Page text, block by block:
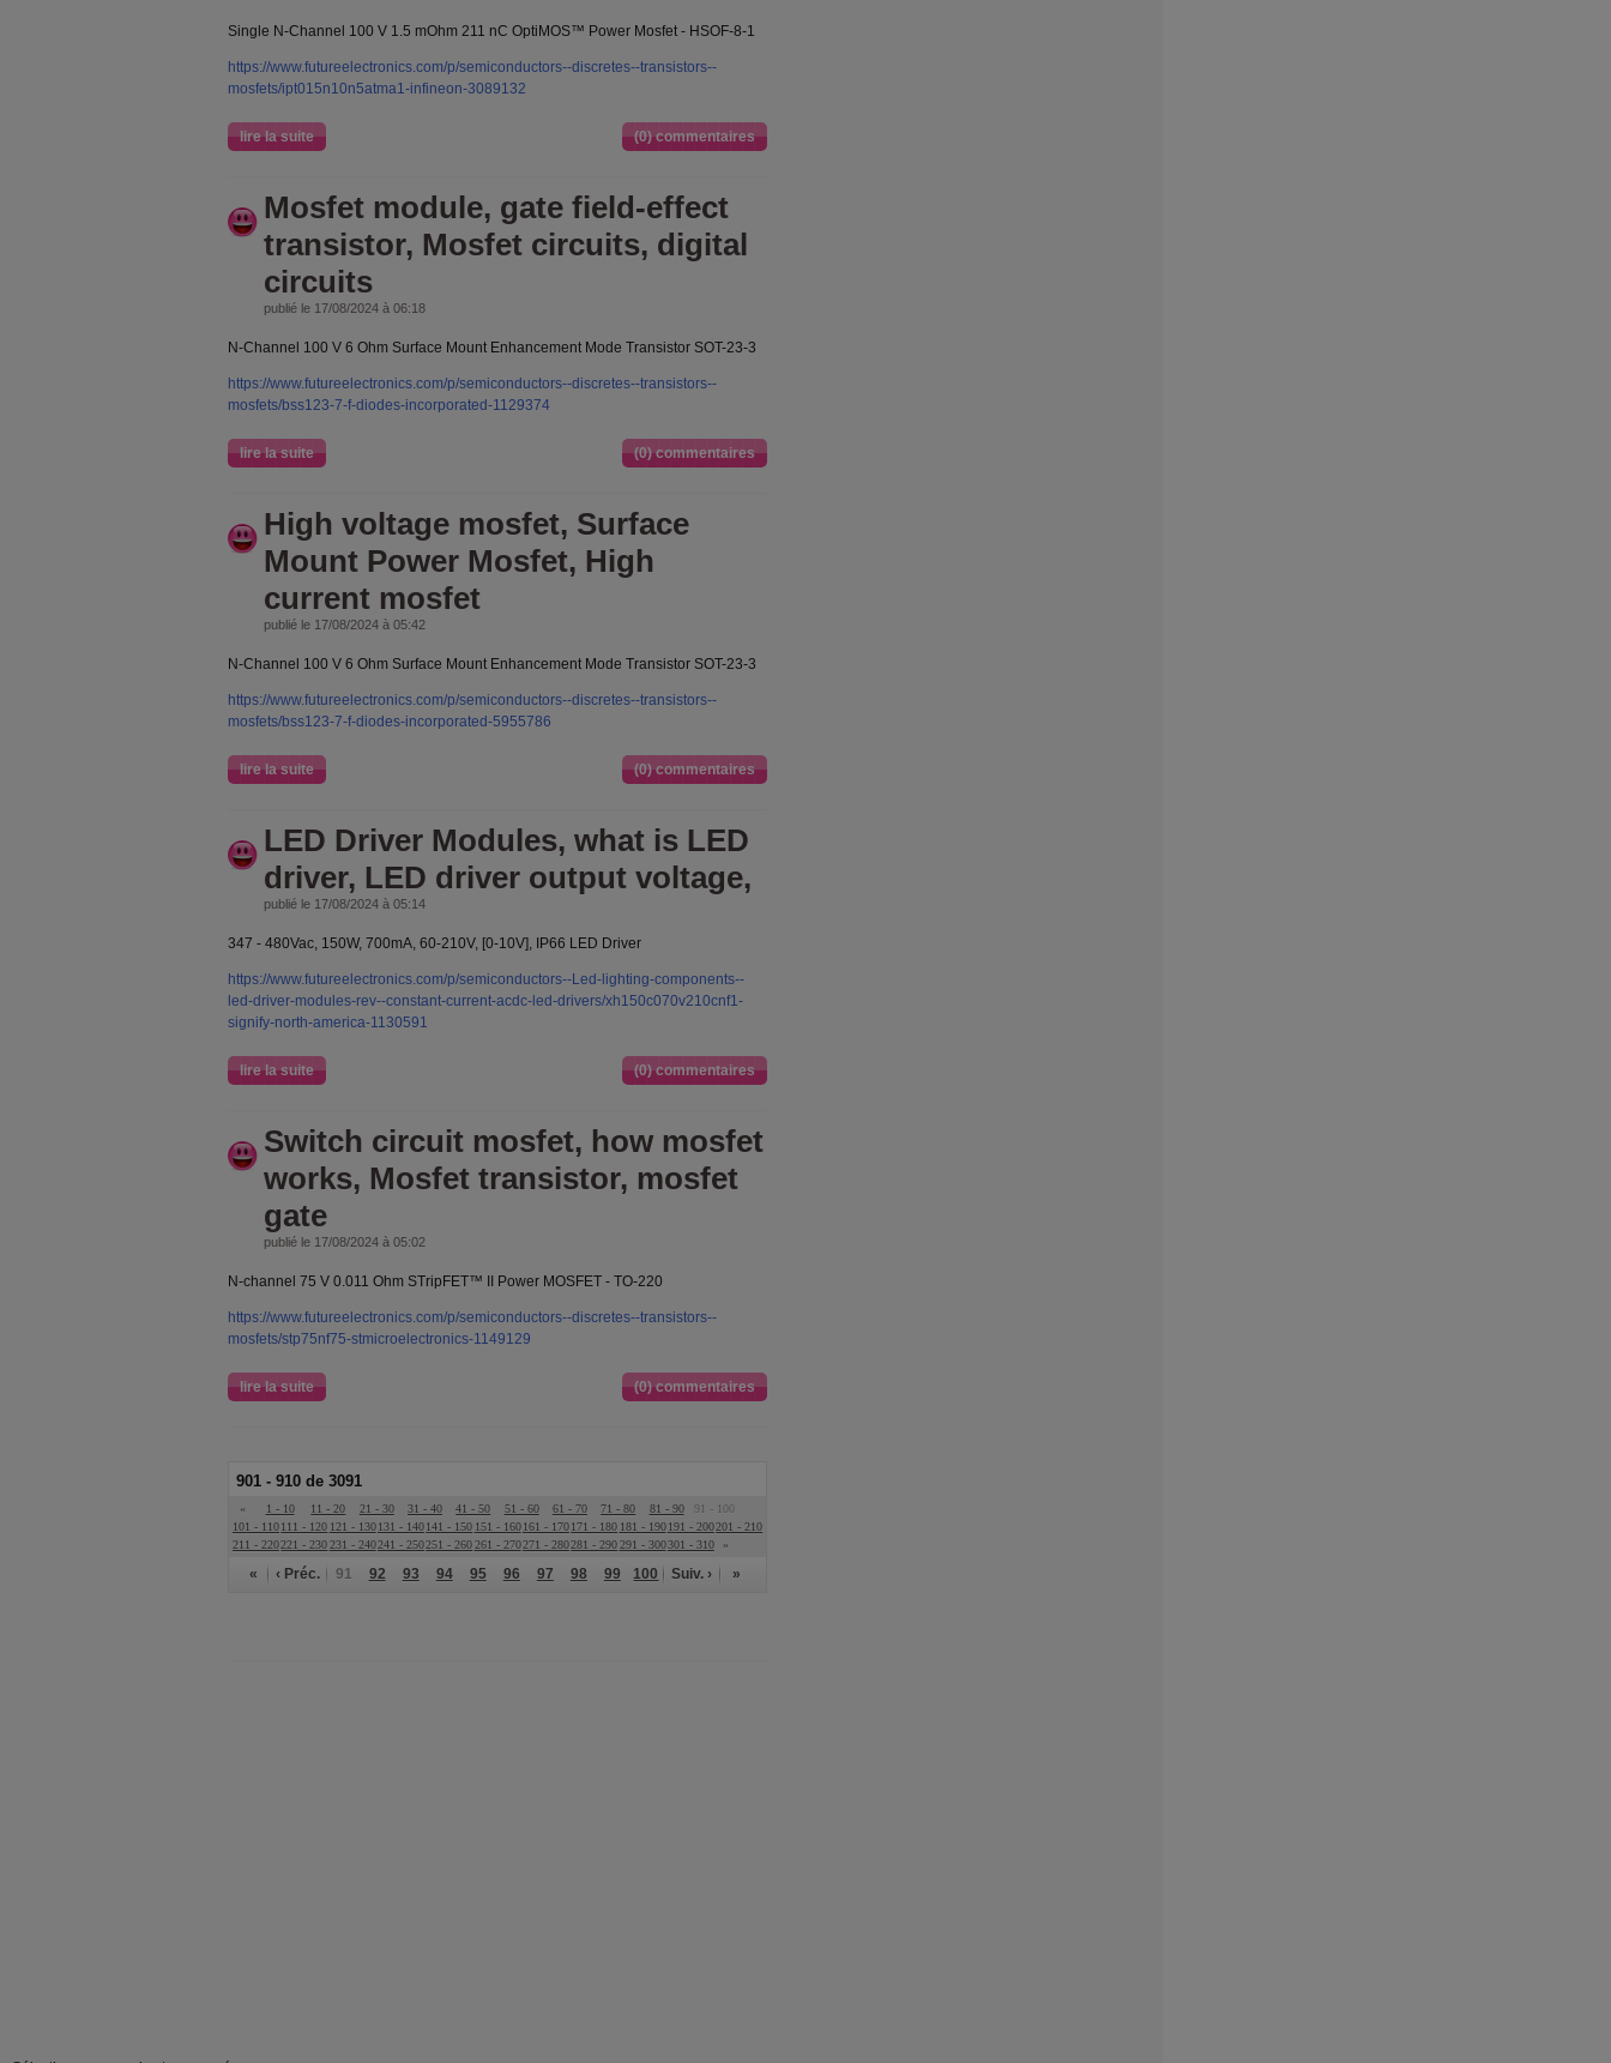
Single N-Channel 100 V 1.5 mOhm 211 nC OptiMOS™ Power Mosfet - HSOF-8-1
https://www.futureelectronics.com/p/semiconductors--discretes--transistors--
mosfets/ipt015n10n5atma1-infineon-3089132
lire la suite (0) commentaires
Mosfet module, gate field-effect
transistor, Mosfet circuits, digital
circuits
publié le 17/08/2024 à 06:18
N-Channel 100 V 6 Ohm Surface Mount Enhancement Mode Transistor SOT-23-3
https://www.futureelectronics.com/p/semiconductors--discretes--transistors--
mosfets/bss123-7-f-diodes-incorporated-1129374
lire la suite (0) commentaires
High voltage mosfet, Surface
Mount Power Mosfet, High
current mosfet
publié le 17/08/2024 à 05:42
N-Channel 100 V 6 Ohm Surface Mount Enhancement Mode Transistor SOT-23-3
https://www.futureelectronics.com/p/semiconductors--discretes--transistors--
mosfets/bss123-7-f-diodes-incorporated-5955786
lire la suite (0) commentaires
LED Driver Modules, what is LED
driver, LED driver output voltage,
publié le 17/08/2024 à 05:14
347 - 480Vac, 150W, 700mA, 60-210V, [0-10V], IP66 LED Driver
https://www.futureelectronics.com/p/semiconductors--Led-lighting-components--
led-driver-modules-rev--constant-current-acdc-led-drivers/xh150c070v210cnf1-
signify-north-america-1130591
lire la suite (0) commentaires
Switch circuit mosfet, how mosfet
works, Mosfet transistor, mosfet
gate
publié le 17/08/2024 à 05:02
N-channel 75 V 0.011 Ohm STripFET™ II Power MOSFET - TO-220
https://www.futureelectronics.com/p/semiconductors--discretes--transistors--
mosfets/stp75nf75-stmicroelectronics-1149129
lire la suite (0) commentaires
901 - 910 de 3091
« 1 - 10 11 - 20 21 - 30 31 - 40 41 - 50 51 - 60 61 - 70 71 - 80 81 - 90
91 - 100
101 - 110111 - 120 121 - 130 131 - 140141 - 150 151 - 160 161 - 170171 - 180 181 - 190 191 - 200201 - 210
211 - 220221 - 230231 - 240241 - 250251 - 260261 - 270271 - 280281 - 290291 - 300301 - 310 »
« ‹ Préc. 91 92 93 94 95 96 97 98 99 100 Suiv. › »